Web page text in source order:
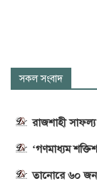
সকল সংবাদ
রাজশাহী সাফল্য
‘গণমাধ্যম
তানোরে ৬০ জন